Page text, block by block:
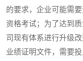
的要求，企业可能需
资格考试；为了达到
司现有体系进行升级
业绩证明文件，需要